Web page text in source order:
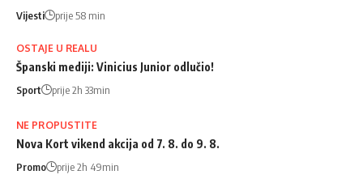
Vijesti prije 58 min
OSTAJE U REALU
Španski mediji: Vinicius Junior odlučio!
Sport prije 2h 33min
NE PROPUSTITE
Nova Kort vikend akcija od 7. 8. do 9. 8.
Promo prije 2h 49min